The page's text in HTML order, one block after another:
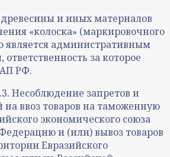
и иных материалов
«колоска» (маркировочного
является административным
за которое
РФ.
Несоблюдение запретов и
ввоз товаров на таможенную
экономического союза
и (или) вывоз товаров
Евразийского